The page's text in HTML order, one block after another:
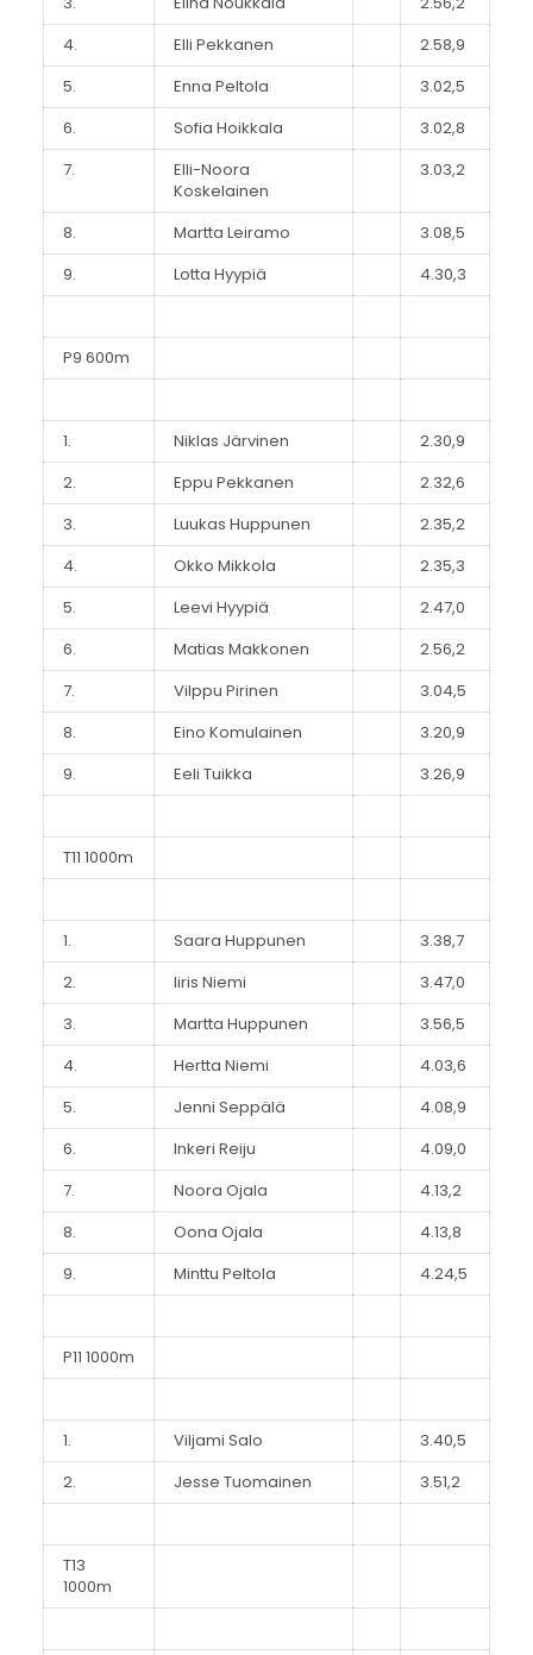
4.
Elli Pekkanen
2.58,9
5.
Enna Peltola
3.02,5
6.
Sofia Hoikkala
3.02,8
7.
Elli-Noora
Koskelainen
3.03,2
8. Martta Leiramo
3.08,5
9.
Lotta Hyypiä 4.30,3
P9 600m
1. Niklas Järvinen
2.30,9
2.
Eppu Pekkanen
2.32,6
3.
Luukas Huppunen
2.35,2
4.
Okko Mikkola
2.35,3
5.
Leevi Hyypiä
2.47,0
6.
Matias Makkonen
2.56,2
7.
Vilppu Pirinen
3.04,5
8.
Eino Komulainen
3.20,9
9.
Eeli Tuikka 3.26,9
T11 1000m
1. Saara Huppunen
3.38,7
2.
Iiris Niemi
3.47,0
3.
Martta Huppunen
3.56,5
4.
Hertta Niemi
4.03,6
5.
Jenni Seppälä
4.08,9
6.
Inkeri Reiju
4.09,0
7.
Noora Ojala
4.13,2
8.
Oona Ojala
4.13,8
9.
Minttu Peltola 4.24,5
P11 1000m
1. Viljami Salo
3.40,5
2.
Jesse Tuomainen 3.51,2
T13
1000m